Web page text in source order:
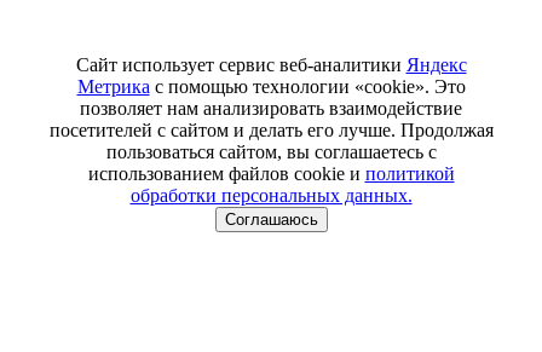
Сайт использует сервис веб-аналитики Яндекс
Метрика с помощью технологии «cookie». Это
позволяет нам анализировать взаимодействие
посетителей с сайтом и делать его лучше. Продолжая
пользоваться сайтом, вы соглашаетесь с
использованием файлов cookie и политикой
обработки персональных данных.
Соглашаюсь